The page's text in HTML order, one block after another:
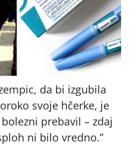
da bi izgubila
svoje hčerke, je
prebavil – zdaj
ni bilo vredno.”